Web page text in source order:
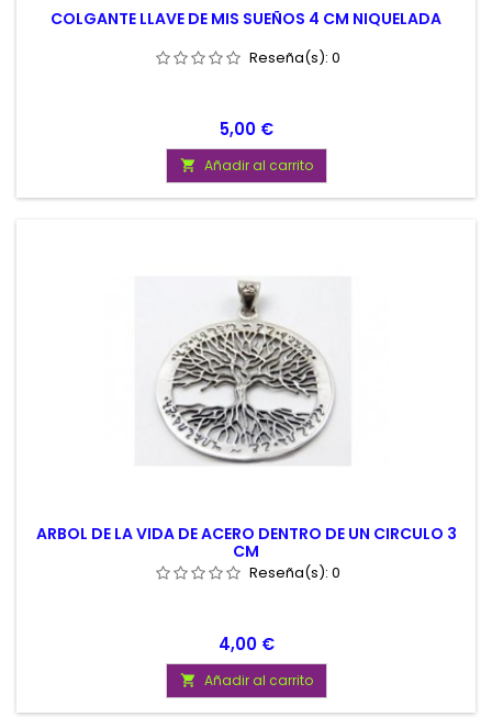
COLGANTE LLAVE DE MIS SUEÑOS 4 CM NIQUELADA
Reseña(s): 0
Precio
5,00 €
 Añadir al carrito
ARBOL DE LA VIDA DE ACERO DENTRO DE UN CIRCULO 3
CM
Reseña(s): 0
Precio
4,00 €
 Añadir al carrito